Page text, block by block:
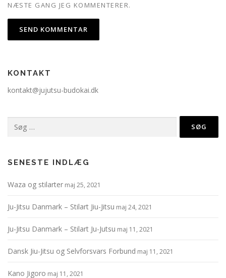
NÆSTE GANG JEG KOMMENTERER.
KONTAKT
kontakt@jujutsu-budokai.dk
efter:
SENESTE INDLÆG
Waza og stilarter maj 25, 2021
Ju-Jitsu Danmark – Stilart Jiu-Jitsu maj 24, 2021
Ju-Jitsu Danmark – Stilart Ju-Jutsu maj 11, 2021
Dansk Jiu-Jitsu og Selvforsvars Forbund maj 11, 2021
Kano Jigoro maj 11, 2021